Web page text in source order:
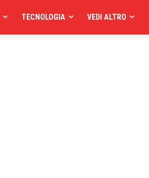
TECNOLOGIA VEDI ALTRO